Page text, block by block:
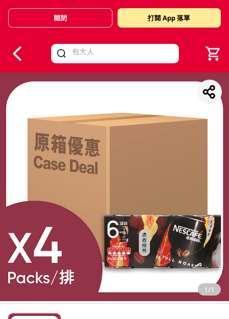
Valid Until 30 June 2026
關閉 打開 App 落單
1/1